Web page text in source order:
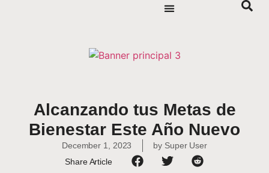
Alcanzando tus Metas de
Bienestar Este Año Nuevo
December 1, 2023 by Super User
Share Article